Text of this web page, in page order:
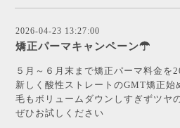
2026-04-23 13:27:00
矯正パーマキャンペーン☂
５月～６月末まで矯正パーマ料金を
新しく酸性ストレートのGMT矯正始
毛もボリュームダウンしすぎずツヤ
ぜひお試しください